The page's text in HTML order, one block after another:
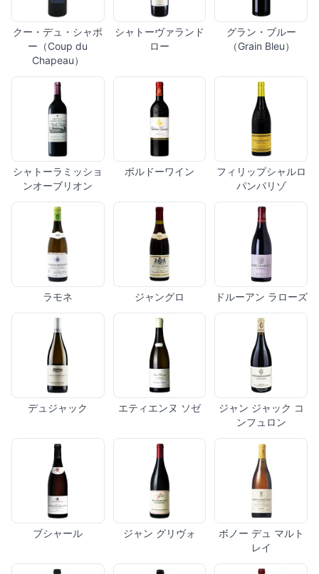
クー・デュ・シャポ
ー（Coup du
Chapeau）
シャトーヴァランド
ロー
グラン・ブルー
（Grain Bleu）
シャトーラミッショ
ンオーブリオン
ボルドーワイン
フィリップシャルロ
パンパリゾ
ラモネ ジャングロ ドルーアン ラローズ
デュジャック エティエンヌ ソゼ
ジャン ジャック コ
ンフュロン
ブシャール ジャン グリヴォ
ボノー デュ マルト
レイ